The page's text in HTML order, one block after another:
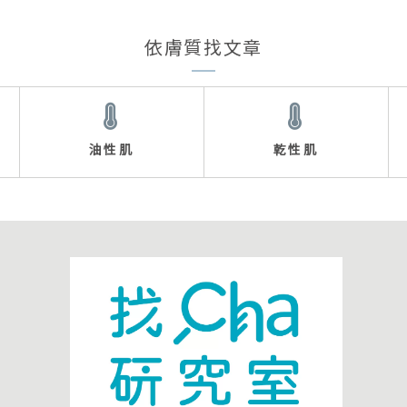
依膚質找文章
油性肌 乾性肌